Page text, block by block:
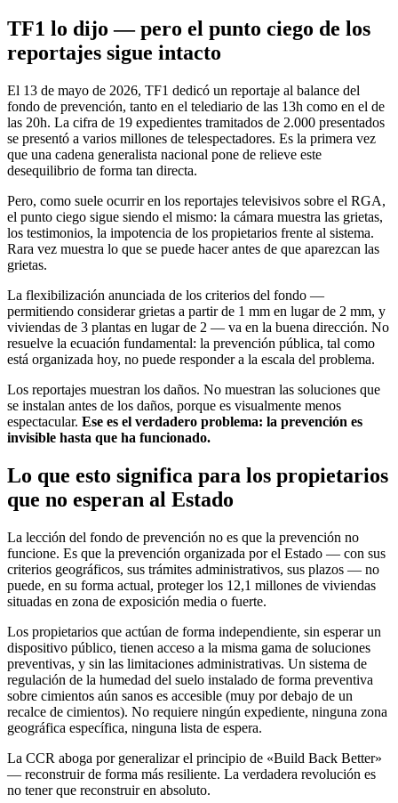
TF1 lo dijo — pero el punto ciego de los
reportajes sigue intacto
El 13 de mayo de 2026, TF1 dedicó un reportaje al balance del
fondo de prevención, tanto en el telediario de las 13h como en el de
las 20h. La cifra de 19 expedientes tramitados de 2.000 presentados
se presentó a varios millones de telespectadores. Es la primera vez
que una cadena generalista nacional pone de relieve este
desequilibrio de forma tan directa.
Pero, como suele ocurrir en los reportajes televisivos sobre el RGA,
el punto ciego sigue siendo el mismo: la cámara muestra las grietas,
los testimonios, la impotencia de los propietarios frente al sistema.
Rara vez muestra lo que se puede hacer antes de que aparezcan las
grietas.
La flexibilización anunciada de los criterios del fondo —
permitiendo considerar grietas a partir de 1 mm en lugar de 2 mm, y
viviendas de 3 plantas en lugar de 2 — va en la buena dirección. No
resuelve la ecuación fundamental: la prevención pública, tal como
está organizada hoy, no puede responder a la escala del problema.
Los reportajes muestran los daños. No muestran las soluciones que
se instalan antes de los daños, porque es visualmente menos
espectacular. Ese es el verdadero problema: la prevención es
invisible hasta que ha funcionado.
Lo que esto significa para los propietarios
que no esperan al Estado
La lección del fondo de prevención no es que la prevención no
funcione. Es que la prevención organizada por el Estado — con sus
criterios geográficos, sus trámites administrativos, sus plazos — no
puede, en su forma actual, proteger los 12,1 millones de viviendas
situadas en zona de exposición media o fuerte.
Los propietarios que actúan de forma independiente, sin esperar un
dispositivo público, tienen acceso a la misma gama de soluciones
preventivas, y sin las limitaciones administrativas. Un sistema de
regulación de la humedad del suelo instalado de forma preventiva
sobre cimientos aún sanos es accesible (muy por debajo de un
recalce de cimientos). No requiere ningún expediente, ninguna zona
geográfica específica, ninguna lista de espera.
La CCR aboga por generalizar el principio de «Build Back Better»
— reconstruir de forma más resiliente. La verdadera revolución es
no tener que reconstruir en absoluto.